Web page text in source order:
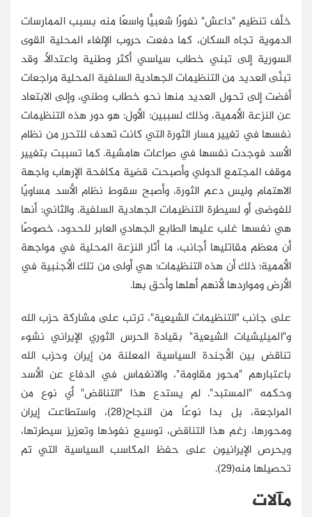
خلَّف تنظيم "داعش" نفورًا شعبيًّا واسعًا منه بسبب الممارسات
الدموية تجاه السكان، كما دفعت حروب الإلغاء المحلية القوى
السورية إلى تبني خطاب سياسي أكثر وطنية واعتدالًا. وقد
تبنَّى العديد من التنظيمات الجهادية السلفية المحلية مراجعات
أفضت إلى تحول العديد منها نحو خطاب وطني، وإلى الابتعاد
عن النزعة الأممية، وذلك لسببين: الأول: هو دور هذه التنظيمات
نفسها في تغيير مسار الثورة التي كانت تهدف للتحرر من نظام
الأسد فوجدت نفسها في صراعات هامشية. كما تسببت بتغيير
موقف المجتمع الدولي وأصبحت قضية مكافحة الإرهاب واجهة
الاهتمام وليس دعم الثورة، وأصبح سقوط نظام الأسد مساويًا
للفوضى أو لسيطرة التنظيمات الجهادية السلفية. والثاني: أنها
هي نفسها غلب عليها الطابع الجهادي العابر للحدود، خصوصًا
أن معظم مقاتليها أجانب، ما أثار النزعة المحلية في مواجهة
الأممية؛ ذلك أن هذه التنظيمات؛ هي أولى من تلك الأجنبية في
الأرض ومواردها لأنهم أهلها وأحق بها.
على جانب "التنظيمات الشيعية"، ترتب على مشاركة حزب الله
و"الميليشيات الشيعية" بقيادة الحرس الثوري الإيراني نشوء
تناقض بين الأجندة السياسية المعلنة من إيران وحزب الله
باعتبارهم "محور مقاومة"، والانغماس في الدفاع عن الأسد
وحكمه "المستبد". لم يستدع هذا "التناقض" أي نوع من
المراجعة، بل بدا نوعًا من النجاح(28)، واستطاعت إيران
ومحورها، رغم هذا التناقض، توسيع نفوذها وتعزيز سيطرتها،
ويحرص الإيرانيون على حفظ المكاسب السياسية التي تم
تحصيلها منه(29).
مآلات